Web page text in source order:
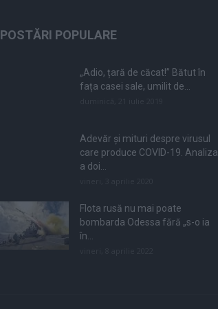
POSTĂRI POPULARE
„Adio, țară de căcat!” Bătut în
fața casei sale, umilit de...
Adevăr și mituri despre virusul
care produce COVID-19. Analiza
a doi...
Flota rusă nu mai poate
bombarda Odessa fără „s-o ia
în...